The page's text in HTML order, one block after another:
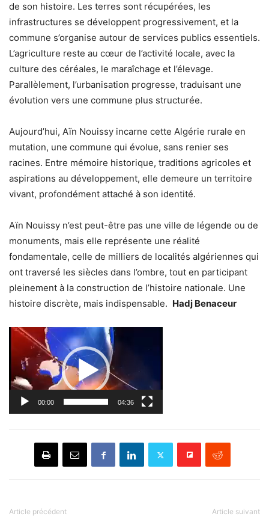
de son histoire. Les terres sont récupérées, les
infrastructures se développent progressivement, et la
commune s’organise autour de services publics essentiels.
L’agriculture reste au cœur de l’activité locale, avec la
culture des céréales, le maraîchage et l’élevage.
Parallèlement, l’urbanisation progresse, traduisant une
évolution vers une commune plus structurée.
Aujourd’hui, Aïn Nouissy incarne cette Algérie rurale en
mutation, une commune qui évolue, sans renier ses
racines. Entre mémoire historique, traditions agricoles et
aspirations au développement, elle demeure un territoire
vivant, profondément attaché à son identité.
Aïn Nouissy n’est peut-être pas une ville de légende ou de
monuments, mais elle représente une réalité
fondamentale, celle de milliers de localités algériennes qui
ont traversé les siècles dans l’ombre, tout en participant
pleinement à la construction de l’histoire nationale. Une
histoire discrète, mais indispensable. Hadj Benaceur
Lecteur
vidéo
00:00 04:36
Article précédent Article suivant